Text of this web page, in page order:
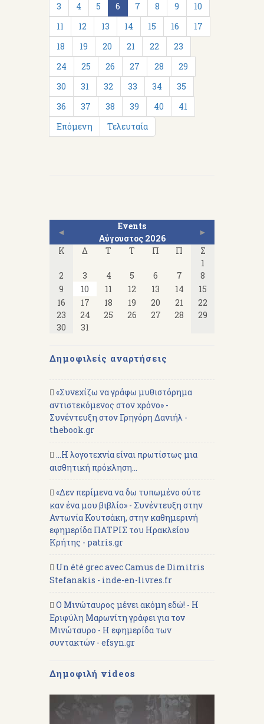
3
4 5 6 7 8 9
10
11
12 13 14 15 16
17
18
19 20 21 22
23
24
25 26 27 28
29
30
31 32 33 34
35
36
37 38 39 40
41
Επόμενη
Τελευταία
◄
Events
Αύγουστος 2026
►
Κ
Δ Τ Τ Π Π
Σ
1
2
3 4 5 6 7
8
9
10 11 12 13 14
15
16
17 18 19 20 21
22
23
24 25 26 27 28
29
30
31
Δημοφιλείς αναρτήσεις
«Συνεχίζω να γράφω μυθιστόρημα
αντιστεκόμενος στον χρόνο» -
Συνέντευξη στον Γρηγόρη Δανιήλ -
thebook.gr
...Η λογοτεχνία είναι πρωτίστως μια
αισθητική πρόκληση...
«Δεν περίμενα να δω τυπωμένο ούτε
καν ένα μου βιβλίο» - Συνέντευξη στην
Αντωνία Κουτσάκη, στην καθημερινή
εφημερίδα ΠΑΤΡΙΣ του Ηρακλείου
Κρήτης - patris.gr
Un été grec avec Camus de Dimitris
Stefanakis - inde-en-livres.fr
Ο Μινώταυρος μένει ακόμη εδώ! - Η
Εριφύλη Μαρωνίτη γράφει για τον
Μινώταυρο - Η εφημερίδα των
συντακτών - efsyn.gr
Δημοφιλή videos